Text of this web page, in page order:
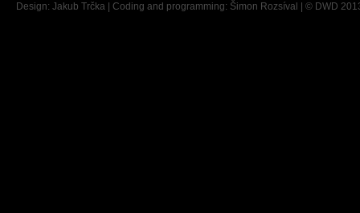
Design: Jakub Trčka | Coding and programming: Šimon Rozsíval | © DWD